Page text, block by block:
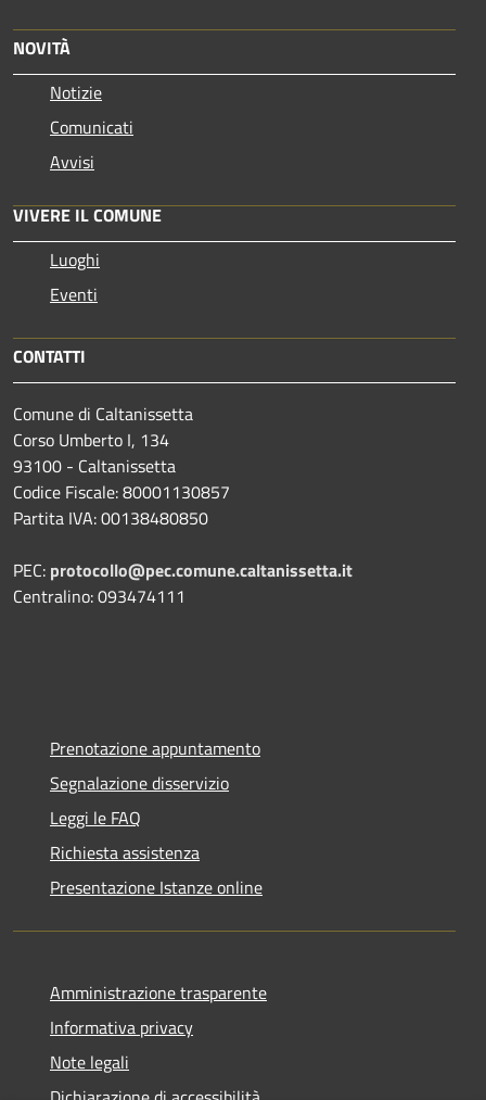
NOVITÀ
Notizie
Comunicati
Avvisi
VIVERE IL COMUNE
Luoghi
Eventi
CONTATTI
Comune di Caltanissetta
Corso Umberto I, 134
93100 - Caltanissetta
Codice Fiscale: 80001130857
Partita IVA: 00138480850
PEC: protocollo@pec.comune.caltanissetta.it
Centralino: 093474111
Prenotazione appuntamento
Segnalazione disservizio
Leggi le FAQ
Richiesta assistenza
Presentazione Istanze online
Amministrazione trasparente
Informativa privacy
Note legali